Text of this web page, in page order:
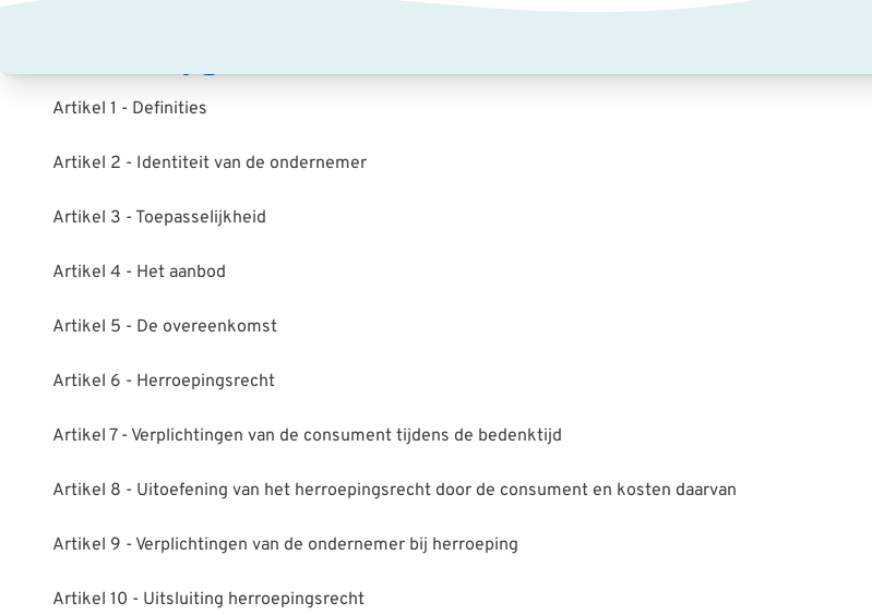
Artikel 1 - Definities
Artikel 2 - Identiteit van de ondernemer
Artikel 3 - Toepasselijkheid
Artikel 4 - Het aanbod
Artikel 5 - De overeenkomst
Artikel 6 - Herroepingsrecht
Artikel 7 - Verplichtingen van de consument tijdens de bedenktijd
Artikel 8 - Uitoefening van het herroepingsrecht door de consument en kosten daarvan
Artikel 9 - Verplichtingen van de ondernemer bij herroeping
Artikel 10 - Uitsluiting herroepingsrecht